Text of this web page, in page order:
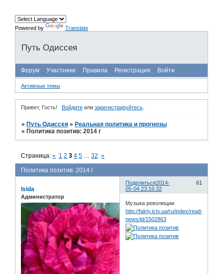
Powered by Translate
Путь Одиссея
Форум Участники Правила Регистрация Войти
Активные темы
Привет, Гость! Войдитеили зарегистрируйтесь.
» Путь Одиссея » Реальная политика и прогнозы
» Политика позитив: 2014 г
Политика позитив: 2014 г
Страница:« 1 2 3 4 5 32 »
Поделиться 61
2014-
05-04 23:16:32
Isida
Администратор
Музыка революции
http://fakty.ictv.ua/ru/index/read-
news/id/1502863